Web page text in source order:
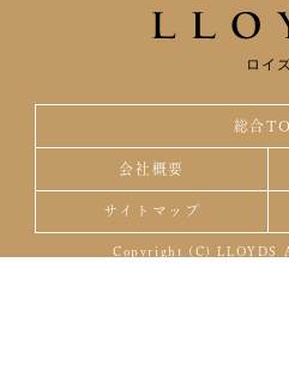
ロイ
総合
会社概要
サイトマップ
Copyright (C) LLOYDS